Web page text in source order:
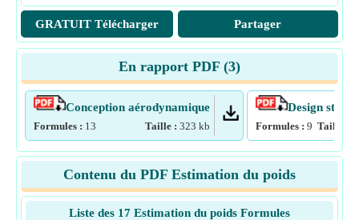
GRATUIT Télécharger Partager
En rapport PDF (3)
Conception aérodynamique
Formules : 13 Taille : 323 kb
Design
Formules : 9 Taille :
Contenu du PDF Estimation du poids
Liste des 17 Estimation du poids Formules